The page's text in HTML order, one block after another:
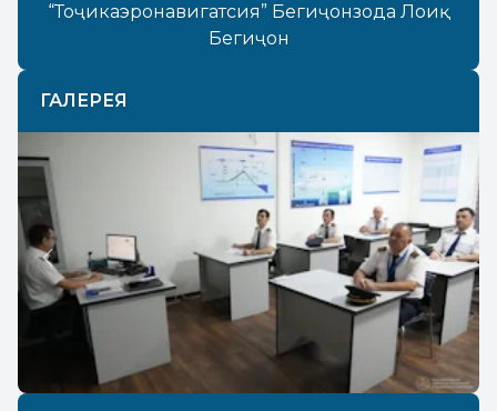
“Тоҷикаэронавигатсия” Бегиҷонзода Лоиқ
Бегиҷон
ГАЛЕРЕЯ
Previous Next